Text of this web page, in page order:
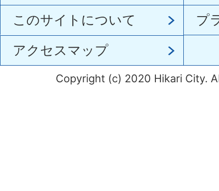
このサイトについて
プ
アクセスマップ
Copyright (c) 2020 Hikari City.